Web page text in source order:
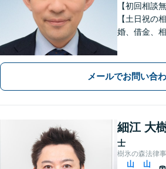
【初回相談
【土日祝の
婚、借金、
寧にサポー
市出身の弁護
メールでお問い合
細江 大
士
樹氷の森法律
山
山